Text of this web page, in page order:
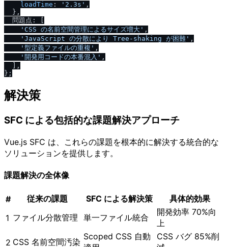
loadTime : '2.3s' ,
  },
  問題点: [
'CSS の名前空間管理によるサイズ増大' ,
'JavaScript の分散により Tree-shaking が困難' ,
'型定義ファイルの重複' ,
'開発用コードの本番混入' ,
  ],
解決策
SFC による包括的な課題解決アプローチ
Vue.js SFC は、これらの課題を根本的に解決する統合的な
ソリューションを提供します。
課題解決の全体像
# 従来の課題 SFC による解決策
具体的効果
1 ファイル分散管理 単一ファイル統合
開発効率 70%向
上
2 CSS 名前空間汚染
Scoped CSS 自動
CSS バグ 85%削